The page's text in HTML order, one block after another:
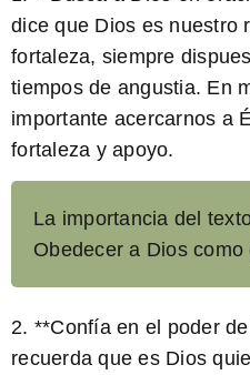
dice que Dios es nuestro
fortaleza, siempre
tiempos de angustia. En
importante acercarnos a
fortaleza y apoyo.
La importancia del
Obedecer a Dios
2. **Confía en el poder
recuerda que es Dios